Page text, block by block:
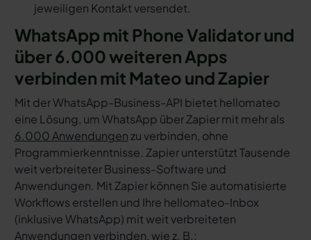
jeweiligen Kontakt versendet.
WhatsApp mit Phone Validator und
über 6.000 weiteren Apps
verbinden mit Mateo und Zapier
Mit der WhatsApp-Business-API bietet hellomateo
eine Lösung, um WhatsApp über Zapier mit mehr als
6.000 Anwendungenzu verbinden, ohne
Programmierkenntnisse. Zapier unterstützt Tausende
weit verbreiteter Business-Software und
Anwendungen. Mit Zapier können Sie automatisierte
Workflows erstellen und Ihre hellomateo-Inbox
(inklusive WhatsApp) mit weit verbreiteten
Anwendungen verbinden, wie z. B.: